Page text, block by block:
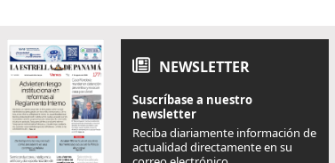
NEWSLETTER
Suscríbase a nuestro
newsletter
Reciba diariamente información de
actualidad directamente en su